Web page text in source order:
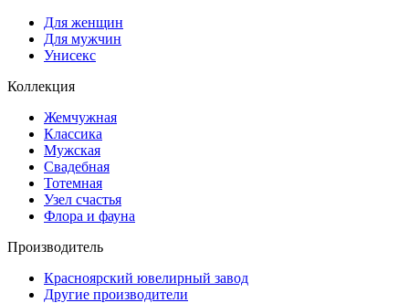
Для женщин
Для мужчин
Унисекс
Коллекция
Жемчужная
Классика
Мужская
Свадебная
Тотемная
Узел счастья
Флора и фауна
Производитель
Красноярский ювелирный завод
Другие производители